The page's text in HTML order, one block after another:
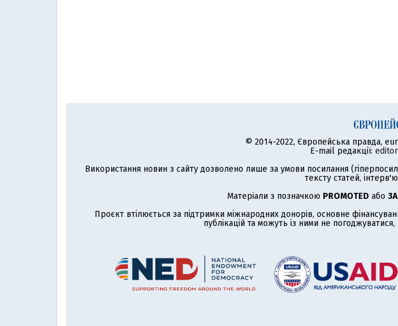
© 2014-2022, Європейська правда,
E-mail редакції:
Використання новин з сайту дозволено лише за умови посилання
тексту статей,
Матеріали з позначкою PROMOTED або
Проєкт втілюється за підтримки міжнародних донорів, основне
публікацій та можуть із ними не